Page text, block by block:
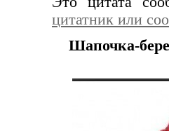
цитатник или
Шапочка-